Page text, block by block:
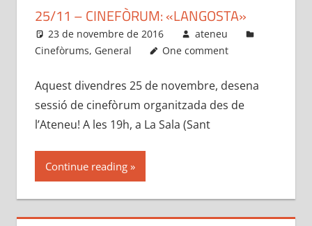
25/11 – CINEFÒRUM: «LANGOSTA»
23 de novembre de 2016
ateneu
Cinefòrums, General One comment
Aquest divendres 25 de novembre, desena
sessió de cinefòrum organitzada des de
l’Ateneu! A les 19h, a La Sala (Sant
Continue reading